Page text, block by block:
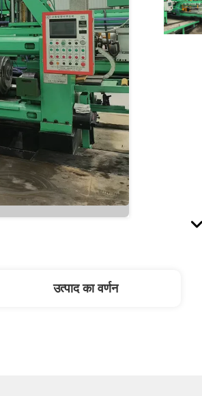
उत्पाद का वर्णन